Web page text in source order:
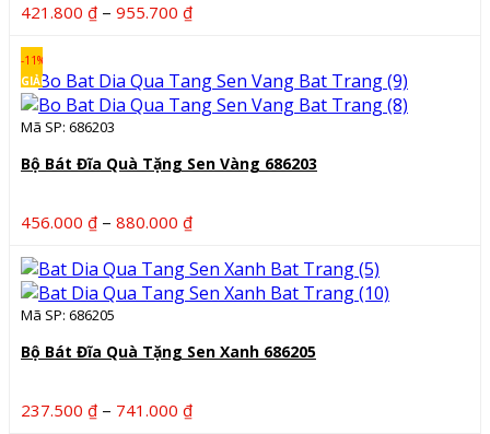
421.800 ₫ – 955.700 ₫Khoảng
421.800 ₫
đến
-11%
GIẢM
Mã SP: 686203
Bộ Bát Đĩa Quà Tặng Sen Vàng 686203
456.000 ₫ – 880.000 ₫Khoảng
từ
456.000 ₫
880.000 ₫
Mã SP: 686205
Bộ Bát Đĩa Quà Tặng Sen Xanh 686205
237.500 ₫ – 741.000 ₫Khoảng